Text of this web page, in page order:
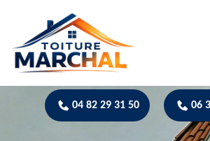
04 82 29 31 50 06